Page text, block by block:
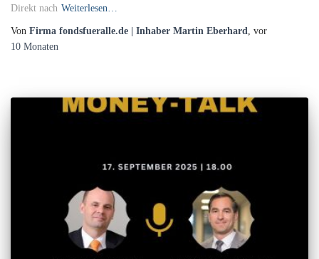
Direkt nach Weiterlesen…
Von Firma fondsfueralle.de | Inhaber Martin Eberhard , vor
10 Monaten